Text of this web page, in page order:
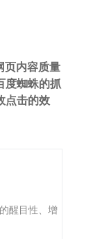
页内容质量
度蜘蛛的抓
点击的效
醒目性、增